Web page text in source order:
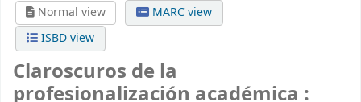
Normal view
MARC view
ISBD view
Claroscuros de la
profesionalización académica :